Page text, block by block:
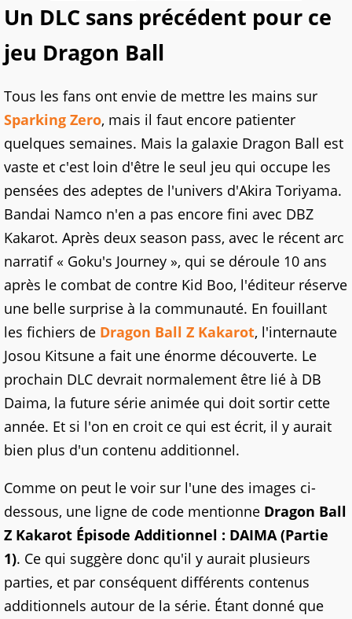
Un DLC sans précédent pour ce
jeu Dragon Ball
Tous les fans ont envie de mettre les mains sur
Sparking Zero, mais il faut encore patienter
quelques semaines. Mais la galaxie Dragon Ball est
vaste et c'est loin d'être le seul jeu qui occupe les
pensées des adeptes de l'univers d'Akira Toriyama.
Bandai Namco n'en a pas encore fini avec DBZ
Kakarot. Après deux season pass, avec le récent arc
narratif « Goku's Journey », qui se déroule 10 ans
après le combat de contre Kid Boo, l'éditeur réserve
une belle surprise à la communauté. En fouillant
les fichiers de Dragon Ball Z Kakarot, l'internaute
Josou Kitsune a fait une énorme découverte. Le
prochain DLC devrait normalement être lié à DB
Daima, la future série animée qui doit sortir cette
année. Et si l'on en croit ce qui est écrit, il y aurait
bien plus d'un contenu additionnel.
Comme on peut le voir sur l'une des images ci-
dessous, une ligne de code mentionne Dragon Ball
Z Kakarot Épisode Additionnel : DAIMA (Partie
1). Ce qui suggère donc qu'il y aurait plusieurs
parties, et par conséquent différents contenus
additionnels autour de la série. Étant donné que